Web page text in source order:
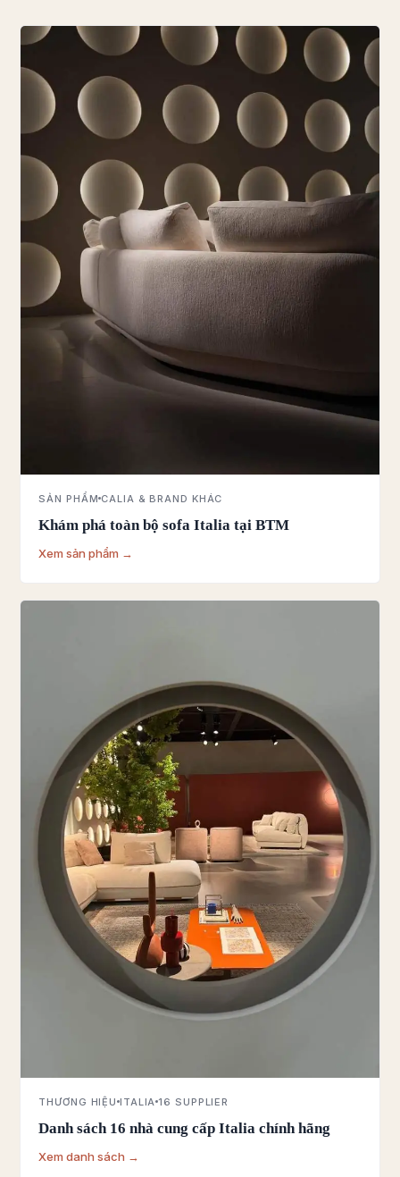
SẢN PHẨM CALIA & BRAND KHÁC
Khám phá toàn bộ sofa Italia tại BTM
Xem sản phẩm →
THƯƠNG HIỆU ITALIA 16 SUPPLIER
Danh sách 16 nhà cung cấp Italia chính hãng
Xem danh sách →